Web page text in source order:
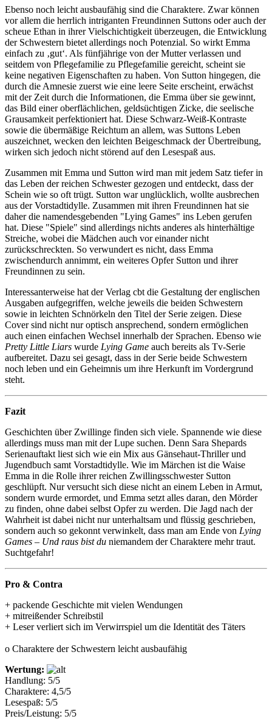
Ebenso noch leicht ausbaufähig sind die Charaktere. Zwar können
vor allem die herrlich intriganten Freundinnen Suttons oder auch der
scheue Ethan in ihrer Vielschichtigkeit überzeugen, die Entwicklung
der Schwestern bietet allerdings noch Potenzial. So wirkt Emma
einfach zu ‚gut‘. Als fünfjährige von der Mutter verlassen und
seitdem von Pflegefamilie zu Pflegefamilie gereicht, scheint sie
keine negativen Eigenschaften zu haben. Von Sutton hingegen, die
durch die Amnesie zuerst wie eine leere Seite erscheint, erwächst
mit der Zeit durch die Informationen, die Emma über sie gewinnt,
das Bild einer oberflächlichen, geldsüchtigen Zicke, die seelische
Grausamkeit perfektioniert hat. Diese Schwarz-Weiß-Kontraste
sowie die übermäßige Reichtum an allem, was Suttons Leben
auszeichnet, wecken den leichten Beigeschmack der Übertreibung,
wirken sich jedoch nicht störend auf den Lesespaß aus.
Zusammen mit Emma und Sutton wird man mit jedem Satz tiefer in
das Leben der reichen Schwester gezogen und entdeckt, dass der
Schein wie so oft trügt. Sutton war unglücklich, wollte ausbrechen
aus der Vorstadtidylle. Zusammen mit ihren Freundinnen hat sie
daher die namendesgebenden "Lying Games" ins Leben gerufen
hat. Diese "Spiele" sind allerdings nichts anderes als hinterhältige
Streiche, wobei die Mädchen auch vor einander nicht
zurückschreckten. So verwundert es nicht, dass Emma
zwischendurch annimmt, ein weiteres Opfer Sutton und ihrer
Freundinnen zu sein.
Interessanterweise hat der Verlag cbt die Gestaltung der englischen
Ausgaben aufgegriffen, welche jeweils die beiden Schwestern
sowie in leichten Schnörkeln den Titel der Serie zeigen. Diese
Cover sind nicht nur optisch ansprechend, sondern ermöglichen
auch einen einfachen Wechsel innerhalb der Sprachen. Ebenso wie
Pretty Little Liars wurde Lying Game auch bereits als Tv-Serie
aufbereitet. Dazu sei gesagt, dass in der Serie beide Schwestern
noch leben und ein Geheimnis um ihre Herkunft im Vordergrund
steht.
Fazit
Geschichten über Zwillinge finden sich viele. Spannende wie diese
allerdings muss man mit der Lupe suchen. Denn Sara Shepards
Serienauftakt liest sich wie ein Mix aus Gänsehaut-Thriller und
Jugendbuch samt Vorstadtidylle. Wie im Märchen ist die Waise
Emma in die Rolle ihrer reichen Zwillingsschwester Sutton
geschlüpft. Nur versucht sich diese nicht an einem Leben in Armut,
sondern wurde ermordet, und Emma setzt alles daran, den Mörder
zu finden, ohne dabei selbst Opfer zu werden. Die Jagd nach der
Wahrheit ist dabei nicht nur unterhaltsam und flüssig geschrieben,
sondern auch so gekonnt verwinkelt, dass man am Ende von Lying
Games – Und raus bist du niemandem der Charaktere mehr traut.
Suchtgefahr!
Pro & Contra
+ packende Geschichte mit vielen Wendungen
+ mitreißender Schreibstil
+ Leser verliert sich im Verwirrspiel um die Identität des Täters
o Charaktere der Schwestern leicht ausbaufähig
Wertung:
Handlung: 5/5
Charaktere: 4,5/5
Lesespaß: 5/5
Preis/Leistung: 5/5